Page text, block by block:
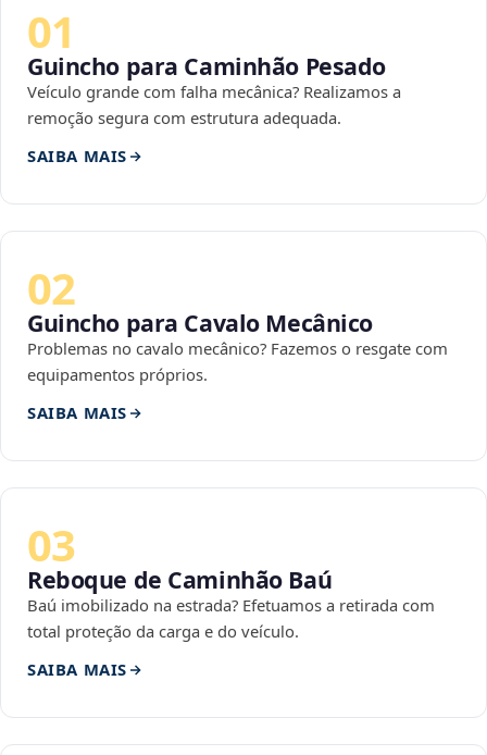
01
Guincho para Caminhão Pesado
Veículo grande com falha mecânica? Realizamos a
remoção segura com estrutura adequada.
SAIBA MAIS
02
Guincho para Cavalo Mecânico
Problemas no cavalo mecânico? Fazemos o resgate com
equipamentos próprios.
SAIBA MAIS
03
Reboque de Caminhão Baú
Baú imobilizado na estrada? Efetuamos a retirada com
total proteção da carga e do veículo.
SAIBA MAIS